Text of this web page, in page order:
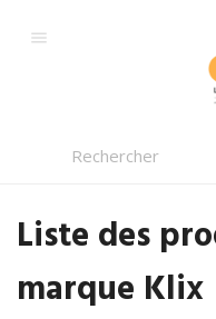

Liste des
marque Klix